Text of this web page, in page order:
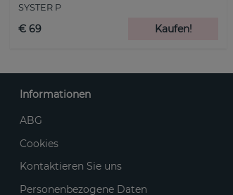
SYSTER P
€ 69 Kaufen!
Informationen
ABG
Cookies
Kontaktieren Sie uns
Personenbezogene Daten